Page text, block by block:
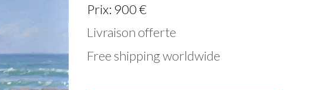
Prix: 900 €
Livraison offerte
Free shipping worldwide